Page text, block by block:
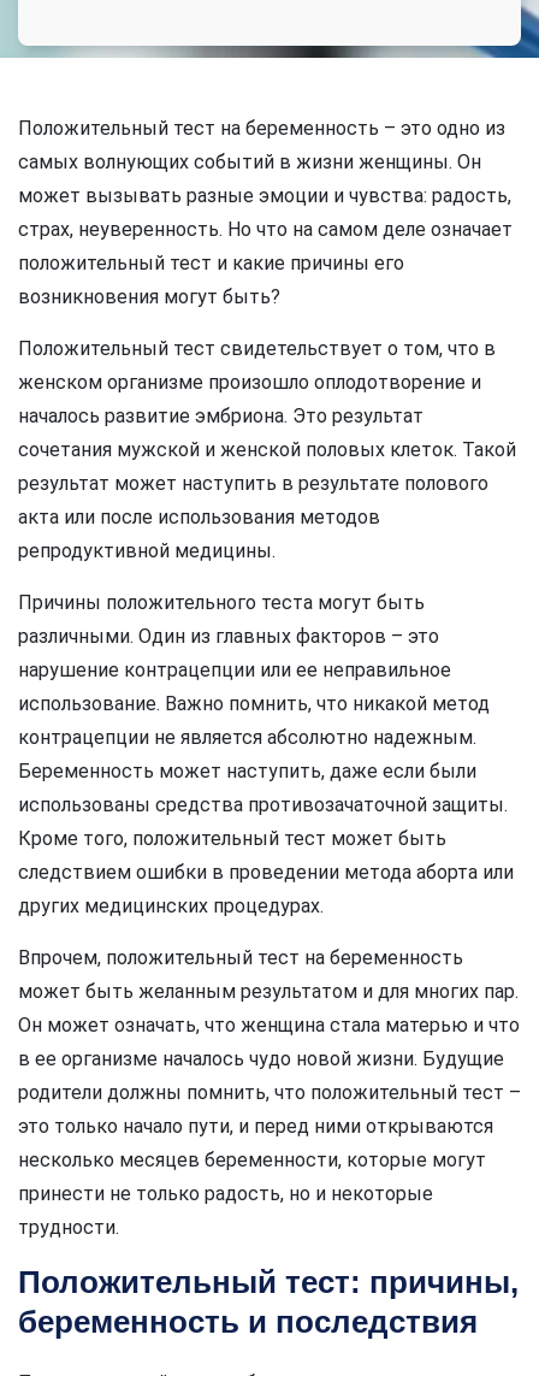
Положительный тест на беременность – это одно из
самых волнующих событий в жизни женщины. Он
может вызывать разные эмоции и чувства: радость,
страх, неуверенность. Но что на самом деле означает
положительный тест и какие причины его
возникновения могут быть?
Положительный тест свидетельствует о том, что в
женском организме произошло оплодотворение и
началось развитие эмбриона. Это результат
сочетания мужской и женской половых клеток. Такой
результат может наступить в результате полового
акта или после использования методов
репродуктивной медицины.
Причины положительного теста могут быть
различными. Один из главных факторов – это
нарушение контрацепции или ее неправильное
использование. Важно помнить, что никакой метод
контрацепции не является абсолютно надежным.
Беременность может наступить, даже если были
использованы средства противозачаточной защиты.
Кроме того, положительный тест может быть
следствием ошибки в проведении метода аборта или
других медицинских процедурах.
Впрочем, положительный тест на беременность
может быть желанным результатом и для многих пар.
Он может означать, что женщина стала матерью и что
в ее организме началось чудо новой жизни. Будущие
родители должны помнить, что положительный тест –
это только начало пути, и перед ними открываются
несколько месяцев беременности, которые могут
принести не только радость, но и некоторые
трудности.
Положительный тест: причины,
беременность и последствия